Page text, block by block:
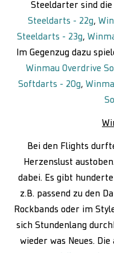
Steeldarter sind
Steeldarts - 22g,
Steeldarts - 23g,
Im Gegenzug dazu
Winmau Overdrive
Softdarts - 20g,
Bei den Flights
Herzenslust
dabei. Es gibt
z.B. passend zu den
Rockbands oder im
sich Stundenlang
wieder was Neues.